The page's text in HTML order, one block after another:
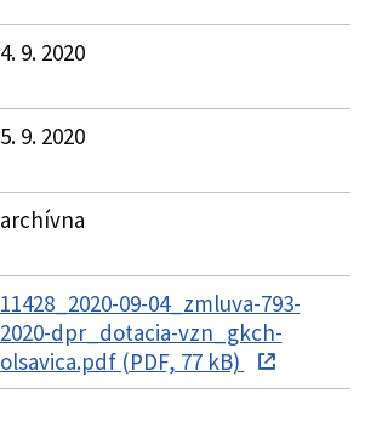
4. 9. 2020
5. 9. 2020
archívna
11428_2020-09-04_zmluva-793-
2020-dpr_dotacia-vzn_gkch-
olsavica.pdf (PDF, 77 kB)